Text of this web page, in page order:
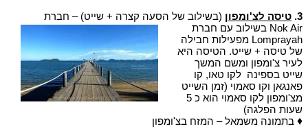
3. טיסה לצ'ומפון (בשילוב של הסעה קצרה + שייט) – חברת
Nok Air בשילוב עם חברת
Lomprayah מפעילות חבילה
של טיסה + שייט. הטיסה היא
לעיר צ'ומפון ומשם המשך
שייט בספינה לקו טאו, קו
פאנגאן וקו סאמוי (זמן השייט
מצ'ומפון לקו סאמוי הוא כ 5
שעות הפלגה)
♦ בתמונה משמאל – המזח בצ'ומפון